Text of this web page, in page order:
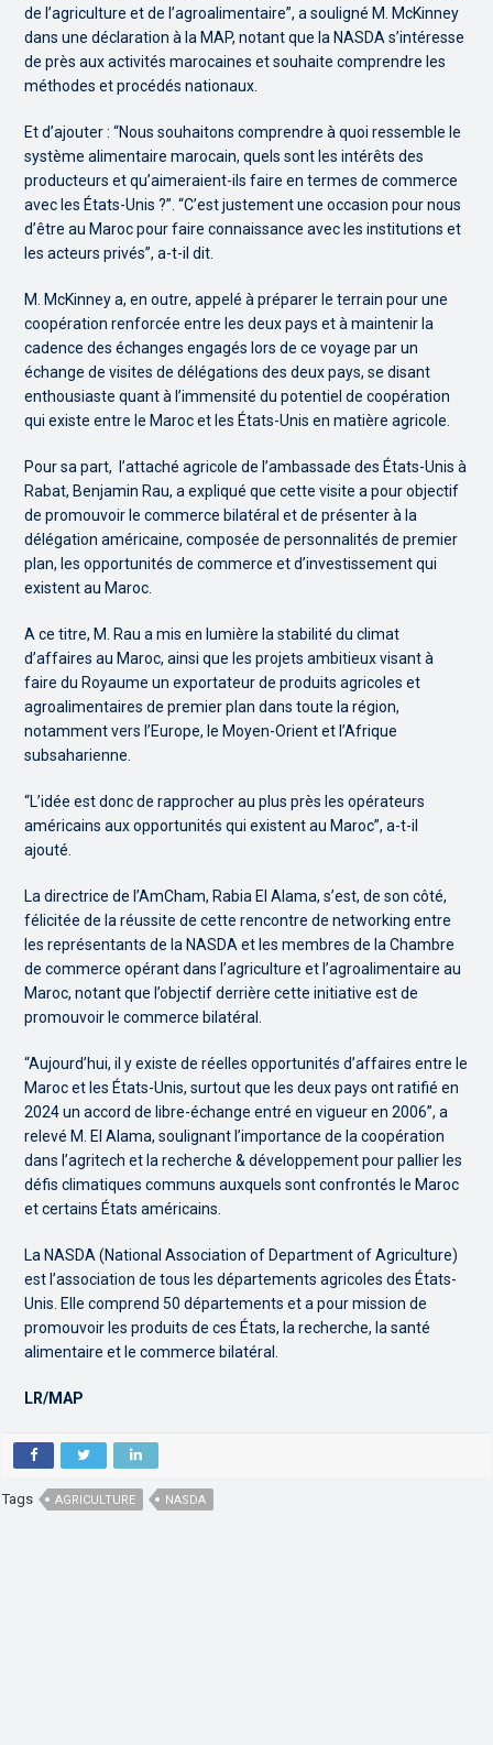
de l’agriculture et de l’agroalimentaire”, a souligné M. McKinney
dans une déclaration à la MAP, notant que la NASDA s’intéresse
de près aux activités marocaines et souhaite comprendre les
méthodes et procédés nationaux.
Et d’ajouter : “Nous souhaitons comprendre à quoi ressemble le
système alimentaire marocain, quels sont les intérêts des
producteurs et qu’aimeraient-ils faire en termes de commerce
avec les États-Unis ?”. “C’est justement une occasion pour nous
d’être au Maroc pour faire connaissance avec les institutions et
les acteurs privés”, a-t-il dit.
M. McKinney a, en outre, appelé à préparer le terrain pour une
coopération renforcée entre les deux pays et à maintenir la
cadence des échanges engagés lors de ce voyage par un
échange de visites de délégations des deux pays, se disant
enthousiaste quant à l’immensité du potentiel de coopération
qui existe entre le Maroc et les États-Unis en matière agricole.
Pour sa part, l’attaché agricole de l’ambassade des États-Unis à
Rabat, Benjamin Rau, a expliqué que cette visite a pour objectif
de promouvoir le commerce bilatéral et de présenter à la
délégation américaine, composée de personnalités de premier
plan, les opportunités de commerce et d’investissement qui
existent au Maroc.
A ce titre, M. Rau a mis en lumière la stabilité du climat
d’affaires au Maroc, ainsi que les projets ambitieux visant à
faire du Royaume un exportateur de produits agricoles et
agroalimentaires de premier plan dans toute la région,
notamment vers l’Europe, le Moyen-Orient et l’Afrique
subsaharienne.
“L’idée est donc de rapprocher au plus près les opérateurs
américains aux opportunités qui existent au Maroc”, a-t-il
ajouté.
La directrice de l’AmCham, Rabia El Alama, s’est, de son côté,
félicitée de la réussite de cette rencontre de networking entre
les représentants de la NASDA et les membres de la Chambre
de commerce opérant dans l’agriculture et l’agroalimentaire au
Maroc, notant que l’objectif derrière cette initiative est de
promouvoir le commerce bilatéral.
“Aujourd’hui, il y existe de réelles opportunités d’affaires entre le
Maroc et les États-Unis, surtout que les deux pays ont ratifié en
2024 un accord de libre-échange entré en vigueur en 2006”, a
relevé M. El Alama, soulignant l’importance de la coopération
dans l’agritech et la recherche & développement pour pallier les
défis climatiques communs auxquels sont confrontés le Maroc
et certains États américains.
La NASDA (National Association of Department of Agriculture)
est l’association de tous les départements agricoles des États-
Unis. Elle comprend 50 départements et a pour mission de
promouvoir les produits de ces États, la recherche, la santé
alimentaire et le commerce bilatéral.
LR/MAP
Tags AGRICULTURE NASDA